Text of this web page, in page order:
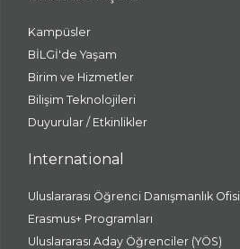
Kampüsler
BİLGİ'de Yaşam
Birim ve Hizmetler
Bilişim Teknolojileri
Duyurular / Etkinlikler
International
Uluslararası Öğrenci Danışmanlık Ofisi
Erasmus+ Programları
Uluslararası Aday Öğrenciler (YÖS)